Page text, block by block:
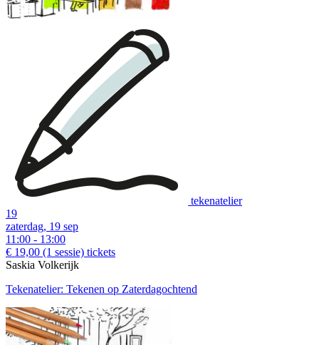
tekenatelier
19
zaterdag, 19 sep
11:00 - 13:00
€ 19,00 (1 sessie) tickets
Saskia Volkerijk
Tekenatelier: Tekenen op Zaterdagochtend